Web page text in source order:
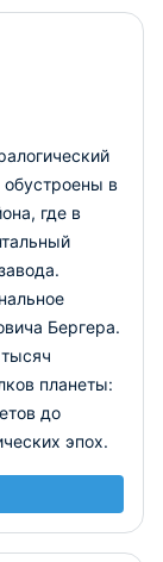
в
где в
Бергера.
планеты:
до
эпох.